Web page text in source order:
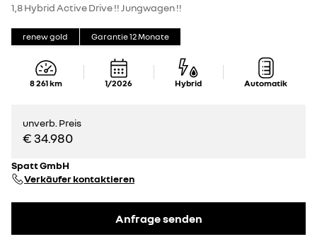
1,8 Hybrid Active Drive !! Jungwagen !!
renew gold Garantie12Monate
8 261km 1/2026 Hybrid Automatik
unverb. Preis
€ 34.980
Spatt GmbH
Verkäufer kontaktieren
Anfrage senden